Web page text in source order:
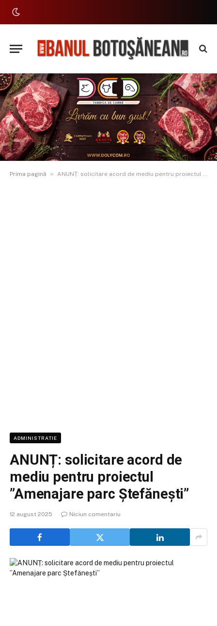
Prima pagină » ANUNȚ: solicitare acord de mediu pentru proiectul ”Amenajare parc Ștefănești”
ADMINISTRATIE
ANUNȚ: solicitare acord de
mediu pentru proiectul
”Amenajare parc Ștefănești”
12 august 2025 Niciun comentariu